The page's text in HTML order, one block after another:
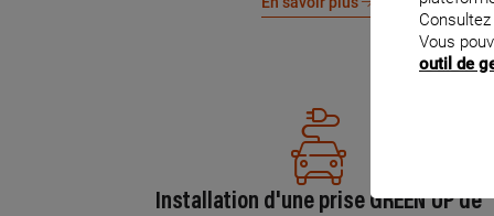
Installation d'une prise GREEN'UP de
Vous
outil de